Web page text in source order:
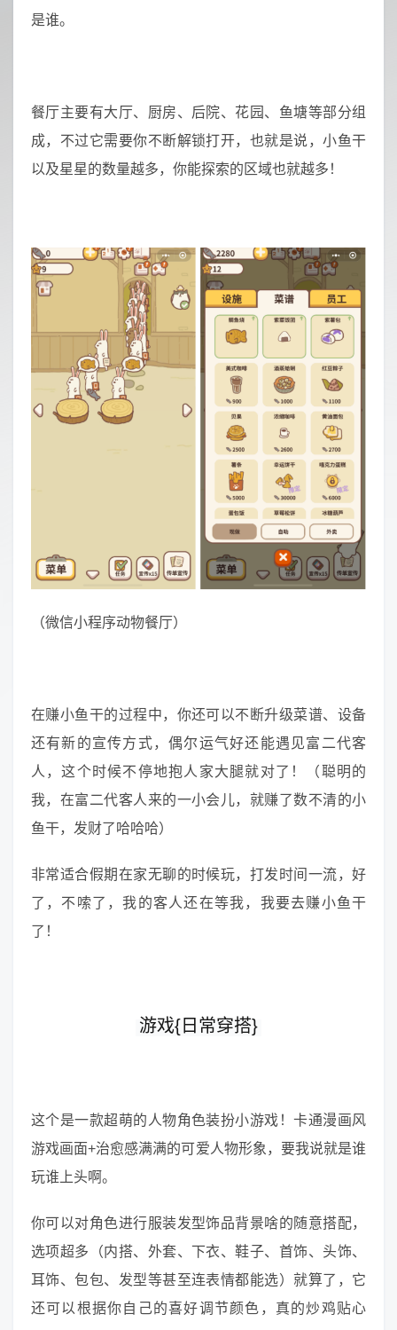
是谁。
餐厅主要有大厅、厨房、后院、花园、鱼塘等部分组
成，不过它需要你不断解锁打开，也就是说，小鱼干
以及星星的数量越多，你能探索的区域也就越多！
（微信小程序动物餐厅）
在赚小鱼干的过程中，你还可以不断升级菜谱、设备
还有新的宣传方式，偶尔运气好还能遇见富二代客
人，这个时候不停地抱人家大腿就对了！（聪明的
我，在富二代客人来的一小会儿，就赚了数不清的小
鱼干，发财了哈哈哈）
非常适合假期在家无聊的时候玩，打发时间一流，好
了，不嗦了，我的客人还在等我，我要去赚小鱼干
了！
游戏{日常穿搭}
这个是一款超萌的人物角色装扮小游戏！卡通漫画风
游戏画面+治愈感满满的可爱人物形象，要我说就是谁
玩谁上头啊。
你可以对角色进行服装发型饰品背景啥的随意搭配，
选项超多（内搭、外套、下衣、鞋子、首饰、头饰、
耳饰、包包、发型等甚至连表情都能选）就算了，它
还可以根据你自己的喜好调节颜色，真的炒鸡贴心